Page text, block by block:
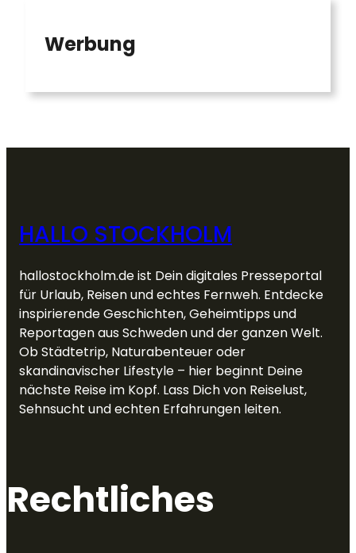
Werbung
HALLO STOCKHOLM
hallostockholm.de ist Dein digitales Presseportal
für Urlaub, Reisen und echtes Fernweh. Entdecke
inspirierende Geschichten, Geheimtipps und
Reportagen aus Schweden und der ganzen Welt.
Ob Städtetrip, Naturabenteuer oder
skandinavischer Lifestyle – hier beginnt Deine
nächste Reise im Kopf. Lass Dich von Reiselust,
Sehnsucht und echten Erfahrungen leiten.
Rechtliches